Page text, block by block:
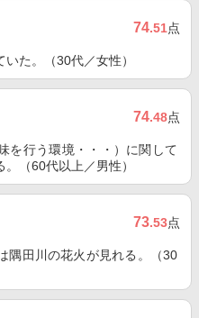
74.51点
た。（30代／女性）
74.48点
を行う環境・・・）に関して
（60代以上／男性）
73.53点
隅田川の花火が見れる。（30